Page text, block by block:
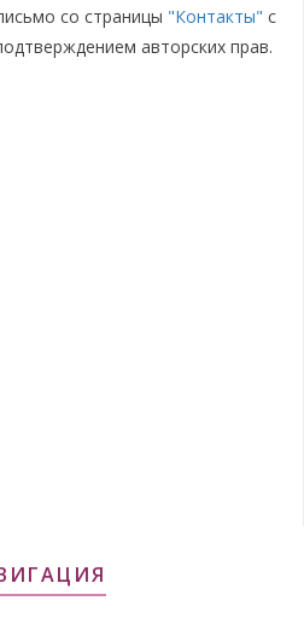
со страницы "Контакты" с
авторских прав.